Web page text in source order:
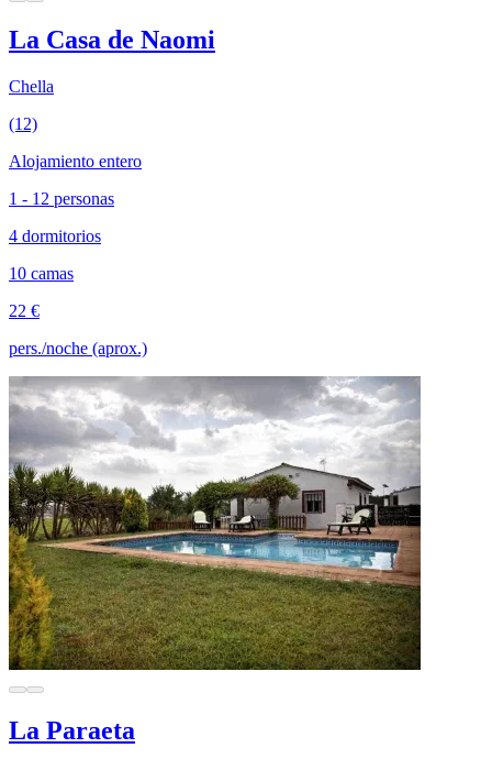
La Casa de Naomi
Chella
(12)
Alojamiento entero
1 - 12 personas
4 dormitorios
10 camas
22 €
pers./noche (aprox.)
La Paraeta